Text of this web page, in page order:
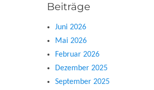
Beiträge
Juni 2026
Mai 2026
Februar 2026
Dezember 2025
September 2025